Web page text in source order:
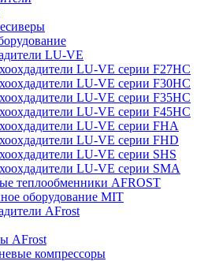
LU-VE
LU-VE серии F27HC
LU-VE серии F30HC
LU-VE серии F35HC
LU-VE серии F45HC
LU-VE серии FHA
LU-VE серии FHD
LU-VE серии SHS
LU-VE серии SMA
теплообменники AFROST
оборудование MIT
AFrost
AFrost
компрессоры